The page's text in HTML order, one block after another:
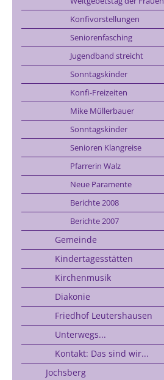
Konfivorstellungen
Seniorenfasching
Jugendband streicht
Sonntagskinder
Konfi-Freizeiten
Mike Müllerbauer
Sonntagskinder
Senioren Klangreise
Pfarrerin Walz
Neue Paramente
Berichte 2008
Berichte 2007
Gemeinde
Kindertagesstätten
Kirchenmusik
Diakonie
Friedhof Leutershausen
Unterwegs...
Kontakt: Das sind wir...
Jochsberg